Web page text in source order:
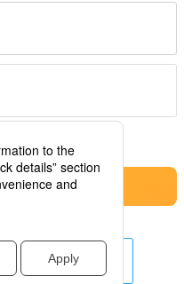
chuyển nhượng
ở đây.